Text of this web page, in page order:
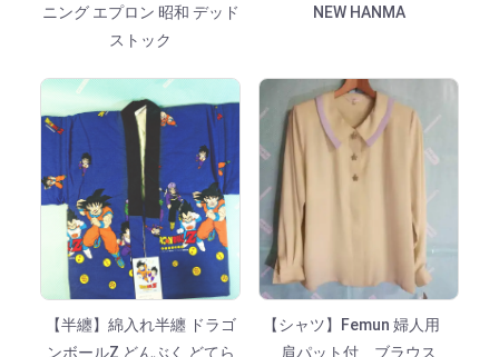
ニング エプロン 昭和 デッド
ストック
NEW HANMA
【半纏】綿入れ半纏 ドラゴ
ンボールZ どんぶく どてら
【シャツ】Femun 婦人用
肩パット付 ブラウス